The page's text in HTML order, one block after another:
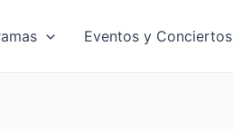
Eventos y Conciertos